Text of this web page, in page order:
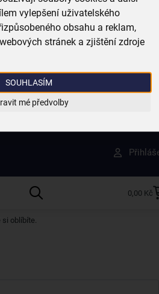
vylepšení uživatelského
obsahu a reklam,
stránek a zjištění zdroje
SOUHLASÍM
mé předvolby
rychle
skladem
produktů
0,00 Kč
a tipy na slevy dřív než
si oblíbíte.